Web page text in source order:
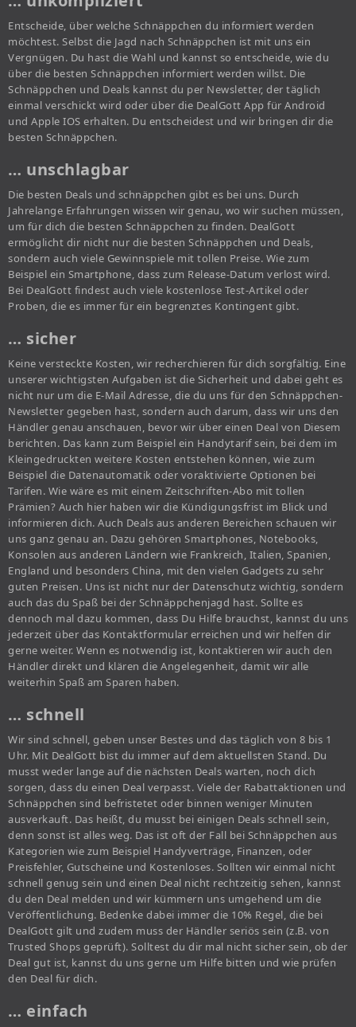
Entscheide, über welche Schnäppchen du informiert werden
möchtest. Selbst die Jagd nach Schnäppchen ist mit uns ein
Vergnügen. Du hast die Wahl und kannst so entscheide, wie du
über die besten Schnäppchen informiert werden willst. Die
Schnäppchen und Deals kannst du per Newsletter, der täglich
einmal verschickt wird oder über die DealGott App für Android
und Apple IOS erhalten. Du entscheidest und wir bringen dir die
besten Schnäppchen.
… unschlagbar
Die besten Deals und schnäppchen gibt es bei uns. Durch
Jahrelange Erfahrungen wissen wir genau, wo wir suchen müssen,
um für dich die besten Schnäppchen zu finden. DealGott
ermöglicht dir nicht nur die besten Schnäppchen und Deals,
sondern auch viele Gewinnspiele mit tollen Preise. Wie zum
Beispiel ein Smartphone, dass zum Release-Datum verlost wird.
Bei DealGott findest auch viele kostenlose Test-Artikel oder
Proben, die es immer für ein begrenztes Kontingent gibt.
… sicher
Keine versteckte Kosten, wir recherchieren für dich sorgfältig. Eine
unserer wichtigsten Aufgaben ist die Sicherheit und dabei geht es
nicht nur um die E-Mail Adresse, die du uns für den Schnäppchen-
Newsletter gegeben hast, sondern auch darum, dass wir uns den
Händler genau anschauen, bevor wir über einen Deal von Diesem
berichten. Das kann zum Beispiel ein Handytarif sein, bei dem im
Kleingedruckten weitere Kosten entstehen können, wie zum
Beispiel die Datenautomatik oder voraktivierte Optionen bei
Tarifen. Wie wäre es mit einem Zeitschriften-Abo mit tollen
Prämien? Auch hier haben wir die Kündigungsfrist im Blick und
informieren dich. Auch Deals aus anderen Bereichen schauen wir
uns ganz genau an. Dazu gehören Smartphones, Notebooks,
Konsolen aus anderen Ländern wie Frankreich, Italien, Spanien,
England und besonders China, mit den vielen Gadgets zu sehr
guten Preisen. Uns ist nicht nur der Datenschutz wichtig, sondern
auch das du Spaß bei der Schnäppchenjagd hast. Sollte es
dennoch mal dazu kommen, dass Du Hilfe brauchst, kannst du uns
jederzeit über das Kontaktformular erreichen und wir helfen dir
gerne weiter. Wenn es notwendig ist, kontaktieren wir auch den
Händler direkt und klären die Angelegenheit, damit wir alle
weiterhin Spaß am Sparen haben.
… schnell
Wir sind schnell, geben unser Bestes und das täglich von 8 bis 1
Uhr. Mit DealGott bist du immer auf dem aktuellsten Stand. Du
musst weder lange auf die nächsten Deals warten, noch dich
sorgen, dass du einen Deal verpasst. Viele der Rabattaktionen und
Schnäppchen sind befristetet oder binnen weniger Minuten
ausverkauft. Das heißt, du musst bei einigen Deals schnell sein,
denn sonst ist alles weg. Das ist oft der Fall bei Schnäppchen aus
Kategorien wie zum Beispiel Handyverträge, Finanzen, oder
Preisfehler, Gutscheine und Kostenloses. Sollten wir einmal nicht
schnell genug sein und einen Deal nicht rechtzeitig sehen, kannst
du den Deal melden und wir kümmern uns umgehend um die
Veröffentlichung. Bedenke dabei immer die 10% Regel, die bei
DealGott gilt und zudem muss der Händler seriös sein (z.B. von
Trusted Shops geprüft). Solltest du dir mal nicht sicher sein, ob der
Deal gut ist, kannst du uns gerne um Hilfe bitten und wie prüfen
den Deal für dich.
… einfach